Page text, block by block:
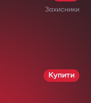
Захисники
Купити